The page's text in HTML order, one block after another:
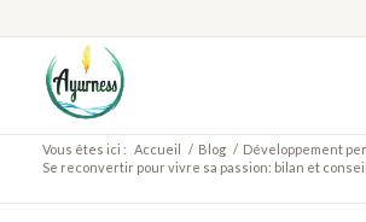
Vous êtes ici : Accueil / Blog / Développement
Se reconvertir pour vivre sa passion: bilan et